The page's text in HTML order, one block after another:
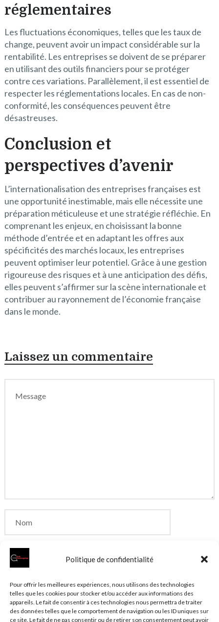
Politique de confidentialité
Pour offrir les meilleures expériences, nous utilisons des technologies
telles que les cookies pour stocker et/ou accéder aux informations des
appareils. Le fait de consentir à ces technologies nous permettra de traiter
des données telles que le comportement de navigation ou les ID uniques sur
ce site. Le fait de ne pas consentir ou de retirer son consentement peut avoir
réglementaires
Les fluctuations économiques, telles que les taux de
change, peuvent avoir un impact considérable sur la
rentabilité. Les entreprises se doivent de se préparer
en utilisant des outils financiers pour se protéger
contre ces variations. Parallèlement, il est essentiel de
respecter les réglementations locales. En cas de non-
conformité, les conséquences peuvent être
désastreuses.
Conclusion et
perspectives d’avenir
L’internationalisation des entreprises françaises est
une opportunité inestimable, mais elle nécessite une
préparation méticuleuse et une stratégie réfléchie. En
comprenant les enjeux, en choisissant la bonne
méthode d’entrée et en adaptant les offres aux
spécificités des marchés locaux, les entreprises
peuvent optimiser leur potentiel. Grâce à une gestion
rigoureuse des risques et à une anticipation des défis,
elles peuvent s’affirmer sur la scène internationale et
contribuer au rayonnement de l’économie française
dans le monde.
Laissez un commentaire
Enregistrer mon nom, mon e-mail et mon site dans
le navigateur pour mon prochain commentaire.